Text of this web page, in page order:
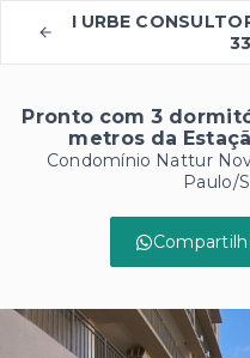
I URBE
Pronto com 3
metros da
Condomínio Nattur
Paulo/